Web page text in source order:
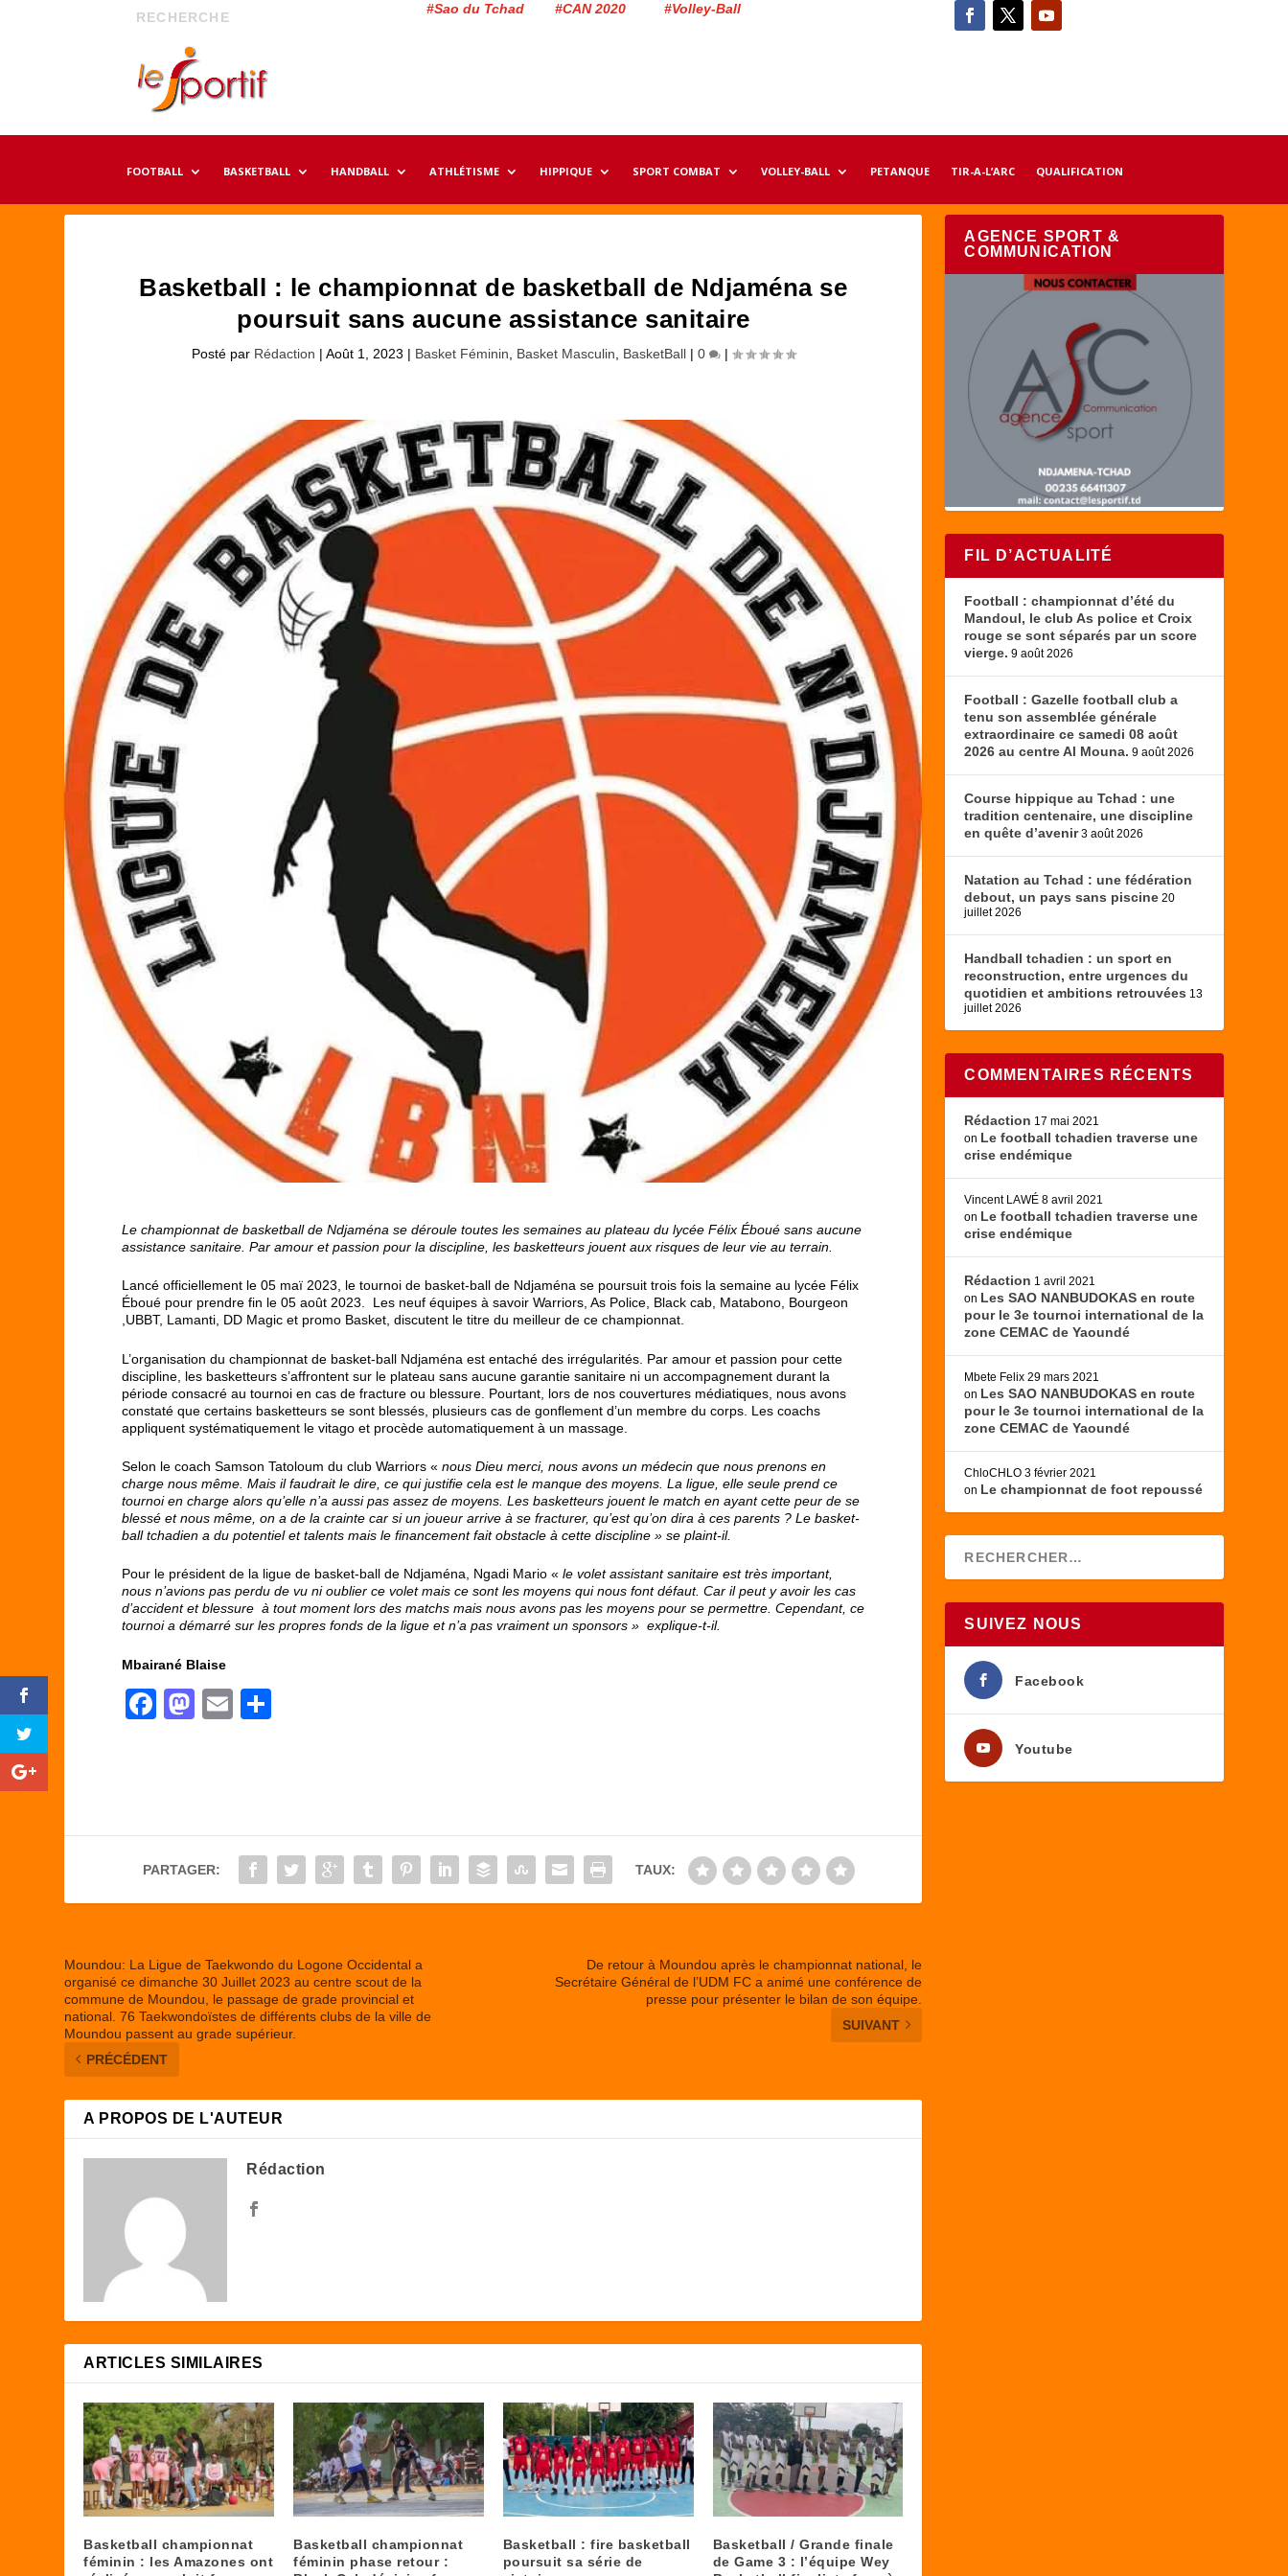
#Sao du Tchad #CAN 2020 #Volley-Ball
FOOTBALL BASKETBALL HANDBALL ATHLÉTISME HIPPIQUE SPORT COMBAT VOLLEY-BALL PETANQUE TIR-A-L’ARC QUALIFICATION
Basketball : le championnat de basketball de Ndjaména se
poursuit sans aucune assistance sanitaire
Posté par Rédaction | Août 1, 2023 | Basket Féminin Basket Masculin BasketBall| 0 |
Le championnat de basketball de Ndjaména se déroule toutes les semaines au plateau du lycée Félix Éboué sans aucune
assistance sanitaire. Par amour et passion pour la discipline, les basketteurs jouent aux risques de leur vie au terrain.
Lancé officiellement le 05 maï 2023, le tournoi de basket-ball de Ndjaména se poursuit trois fois la semaine au lycée Félix
Éboué pour prendre fin le 05 août 2023. Les neuf équipes à savoir Warriors, As Police, Black cab, Matabono, Bourgeon
,UBBT, Lamanti, DD Magic et promo Basket, discutent le titre du meilleur de ce championnat.
L’organisation du championnat de basket-ball Ndjaména est entaché des irrégularités. Par amour et passion pour cette
discipline, les basketteurs s’affrontent sur le plateau sans aucune garantie sanitaire ni un accompagnement durant la
période consacré au tournoi en cas de fracture ou blessure. Pourtant, lors de nos couvertures médiatiques, nous avons
constaté que certains basketteurs se sont blessés, plusieurs cas de gonflement d’un membre du corps. Les coachs
appliquent systématiquement le vitago et procède automatiquement à un massage.
Selon le coach Samson Tatoloum du club Warriors «nous Dieu merci, nous avons un médecin que nous prenons en
charge nous même. Mais il faudrait le dire, ce qui justifie cela est le manque des moyens. La ligue, elle seule prend ce
tournoi en charge alors qu’elle n’a aussi pas assez de moyens. Les basketteurs jouent le match en ayant cette peur de se
blessé et nous même, on a de la crainte car si un joueur arrive à se fracturer, qu’est qu’on dira à ces parents ? Le basket-
ball tchadien a du potentiel et talents mais le financement fait obstacle à cette discipline » se plaint-il.
Pour le président de la ligue de basket-ball de Ndjaména, Ngadi Mario «le volet assistant sanitaire est très important,
nous n’avions pas perdu de vu ni oublier ce volet mais ce sont les moyens qui nous font défaut. Car il peut y avoir les cas
d’accident et blessure à tout moment lors des matchs mais nous avons pas les moyens pour se permettre. Cependant, ce
tournoi a démarré sur les propres fonds de la ligue et n’a pas vraiment un sponsors » explique-t-il.
Mbairané Blaise
F
b
o
M
d
o
E
er
PARTAGER: TAUX:
Moundou: La Ligue de Taekwondo du Logone Occidental a
organisé ce dimanche 30 Juillet 2023 au centre scout de la
commune de Moundou, le passage de grade provincial et
national. 76 Taekwondoïstes de différents clubs de la ville de
Moundou passent au grade supérieur.
PRÉCÉDENT
De retour à Moundou après le championnat national, le
Secrétaire Général de l’UDM FC a animé une conférence de
presse pour présenter le bilan de son équipe.
SUIVANT
A PROPOS DE L'AUTEUR
Rédaction
ARTICLES SIMILAIRES
Basketball championnat
féminin : les Amazones ont
Basketball championnat
féminin phase retour :
Basketball : fire basketball
poursuit sa série de
Basketball / Grande finale
de Game 3 : l’équipe Wey
AGENCE SPORT &
COMMUNICATION
FIL D’ACTUALITÉ
Football : championnat d’été du
Mandoul, le club As police et Croix
rouge se sont séparés par un score
vierge. 9 août 2026
Football : Gazelle football club a
tenu son assemblée générale
extraordinaire ce samedi 08 août
2026 au centre Al Mouna. 9 août 2026
Course hippique au Tchad : une
tradition centenaire, une discipline
en quête d’avenir 3 août 2026
Natation au Tchad : une fédération
debout, un pays sans piscine 20
juillet 2026
Handball tchadien : un sport en
reconstruction, entre urgences du
quotidien et ambitions retrouvées 13
juillet 2026
COMMENTAIRES RÉCENTS
Rédaction 17 mai 2021
on Le football tchadien traverse une
crise endémique
Vincent LAWÉ 8 avril 2021
on Le football tchadien traverse une
crise endémique
Rédaction 1 avril 2021
on Les SAO NANBUDOKAS en route
pour le 3e tournoi international de la
zone CEMAC de Yaoundé
Mbete Felix 29 mars 2021
on Les SAO NANBUDOKAS en route
pour le 3e tournoi international de la
zone CEMAC de Yaoundé
ChloCHLO 3 février 2021
on Le championnat de foot repoussé
SUIVEZ NOUS
Facebook
Youtube